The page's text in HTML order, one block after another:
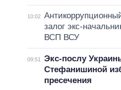
10:02
залог экс-
ВСП ВСУ
09:51
Экс-послу
Стефанишиной
пресечения